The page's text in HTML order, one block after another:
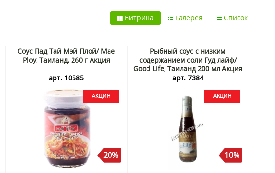
Список
Галерея
Витрина
Соус Пад Тай Мэй Плой/ Mae
Ploy, Таиланд, 260 г Акция
арт. 10585
20%
Рыбный соус с низким
содержанием соли Гуд лайф/
Good Life, Таиланд 200 мл Акция
арт. 7384
10%